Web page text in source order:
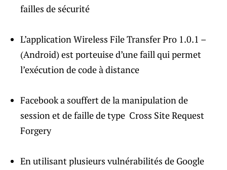
failles de sécurité
L’application Wireless File Transfer Pro 1.0.1 –
(Android) est porteuise d’une faill qui permet
l’exécution de code à distance
Facebook a souffert de la manipulation de
session et de faille de type Cross Site Request
Forgery
En utilisant plusieurs vulnérabilités de Google